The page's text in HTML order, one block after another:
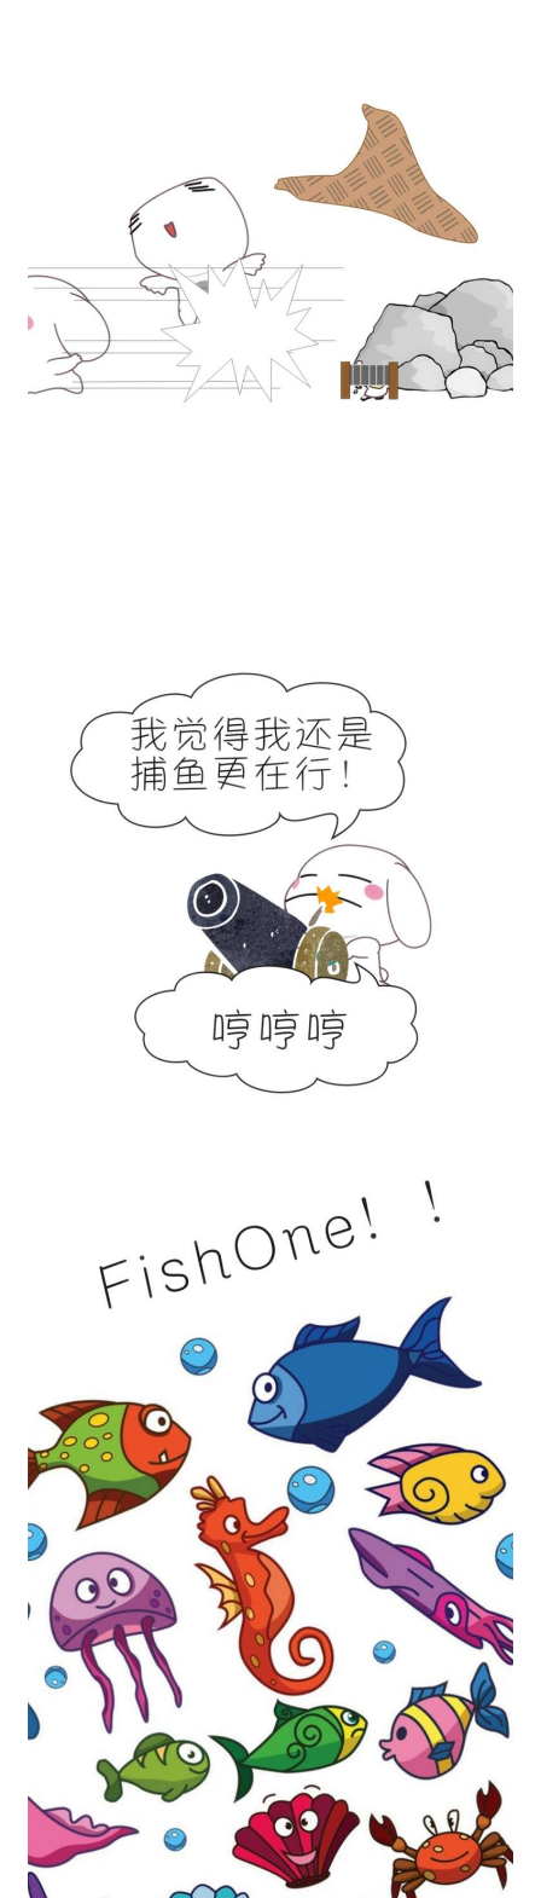
@兔子酱
早期通证游戏的苦与乐